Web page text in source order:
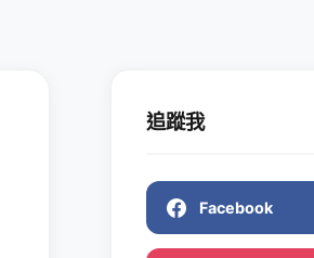
追蹤我
Facebook